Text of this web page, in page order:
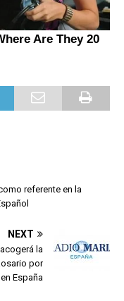
referente en la
NEXT
la
por
España